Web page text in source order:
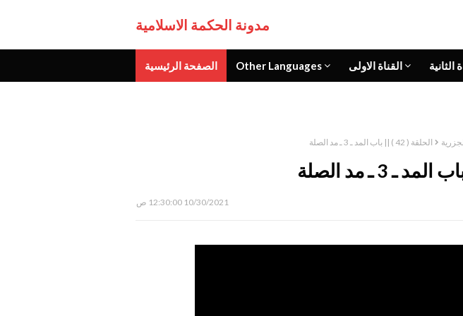
مدونة الحكمة الاسلامية
الصفحة الرئيسية Other Languages القناة الاولى الثانية
الحلقة ( 42 ) || باب المد ـ 3 ـ مد الصلة
10/30/2021 12:30:00 ص